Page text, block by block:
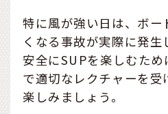
特に風が強い日は、ボー
くなる事故が実際に発生
安全にSUPを楽しむた
で適切なレクチャーを受
楽しみましょう。